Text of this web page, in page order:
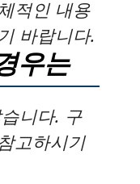
적인 내용
바랍니다.
우는
니다. 구
고하시기